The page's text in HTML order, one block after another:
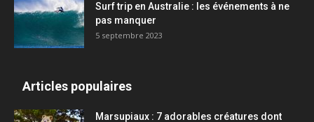
Surf trip en Australie : les événements à ne
pas manquer
5 septembre 2023
Articles populaires
Marsupiaux : 7 adorables créatures dont